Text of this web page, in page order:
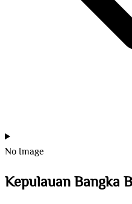
No Image
Kepulauan Bangka